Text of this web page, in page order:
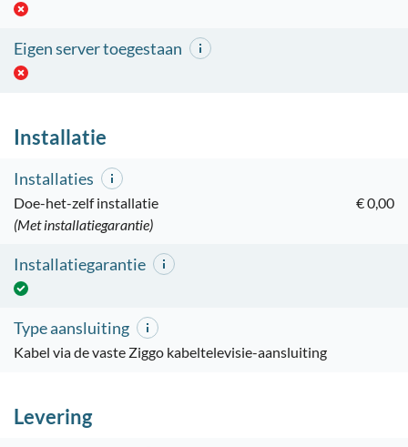
Eigen server toegestaan
Installatie
Installaties
Doe-het-zelf installatie
€ 0,00
(Met installatiegarantie)
Installatiegarantie
Type aansluiting
Kabel via de vaste Ziggo kabeltelevisie-aansluiting
Levering